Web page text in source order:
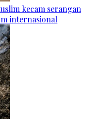
kecam serangan
internasional